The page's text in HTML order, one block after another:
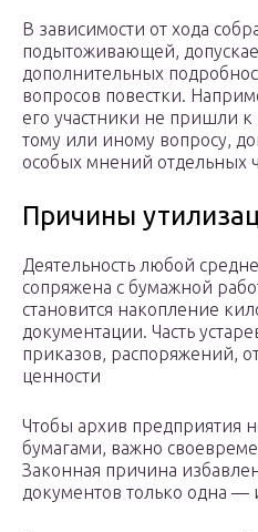
В зависимости от хода
подытоживающей,
дополнительных
вопросов повестки.
его участники не пришли к
тому или иному вопросу,
особых мнений отдельных
Причины
Деятельность любой
сопряжена с бумажной
становится накопление
документации. Часть
приказов, распоряжений,
ценности
Чтобы архив предприятия
бумагами, важно
Законная причина
документов только одна —